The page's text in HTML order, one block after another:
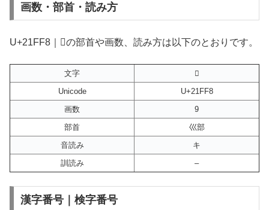
画数・部首・読み方
U+21FF8｜𡿸の部首や画数、読み方は以下のとおりです。
文字
𡿸
Unicode
U+21FF8
画数
9
部首
巛部
音読み
キ
訓読み
–
漢字番号｜検字番号